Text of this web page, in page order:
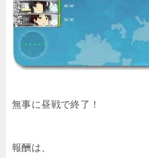
無事に昼戦で終了！
報酬は、